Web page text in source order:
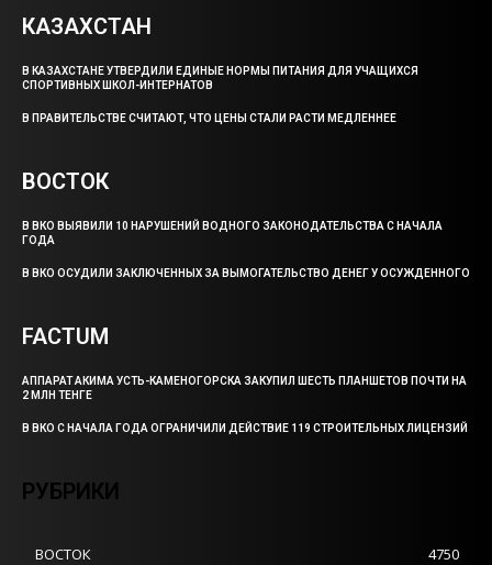
КАЗАХСТАН
В КАЗАХСТАНЕ УТВЕРДИЛИ ЕДИНЫЕ НОРМЫ ПИТАНИЯ ДЛЯ УЧАЩИХСЯ
СПОРТИВНЫХ ШКОЛ-ИНТЕРНАТОВ
В ПРАВИТЕЛЬСТВЕ СЧИТАЮТ, ЧТО ЦЕНЫ СТАЛИ РАСТИ МЕДЛЕННЕЕ
ВОСТОК
В ВКО ВЫЯВИЛИ 10 НАРУШЕНИЙ ВОДНОГО ЗАКОНОДАТЕЛЬСТВА С НАЧАЛА
ГОДА
В ВКО ОСУДИЛИ ЗАКЛЮЧЕННЫХ ЗА ВЫМОГАТЕЛЬСТВО ДЕНЕГ У ОСУЖДЕННОГО
FACTUM
АППАРАТ АКИМА УСТЬ-КАМЕНОГОРСКА ЗАКУПИЛ ШЕСТЬ ПЛАНШЕТОВ ПОЧТИ НА
2 МЛН ТЕНГЕ
В ВКО С НАЧАЛА ГОДА ОГРАНИЧИЛИ ДЕЙСТВИЕ 119 СТРОИТЕЛЬНЫХ ЛИЦЕНЗИЙ
РУБРИКИ
ВОСТОК
4750